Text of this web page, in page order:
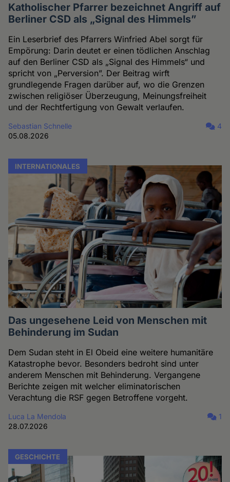
Katholischer Pfarrer bezeichnet Angriff auf
Berliner CSD als „Signal des Himmels”
Ein Leserbrief des Pfarrers Winfried Abel sorgt für
Empörung: Darin deutet er einen tödlichen Anschlag
auf den Berliner CSD als „Signal des Himmels“ und
spricht von „Perversion”. Der Beitrag wirft
grundlegende Fragen darüber auf, wo die Grenzen
zwischen religiöser Überzeugung, Meinungsfreiheit
und der Rechtfertigung von Gewalt verlaufen.
Sebastian Schnelle
05.08.2026
4
INTERNATIONALES
Das ungesehene Leid von Menschen mit
Behinderung im Sudan
Dem Sudan steht in El Obeid eine weitere humanitäre
Katastrophe bevor. Besonders bedroht sind unter
anderem Menschen mit Behinderung. Vergangene
Berichte zeigen mit welcher eliminatorischen
Verachtung die RSF gegen Betroffene vorgeht.
Luca La Mendola
28.07.2026
1
GESCHICHTE